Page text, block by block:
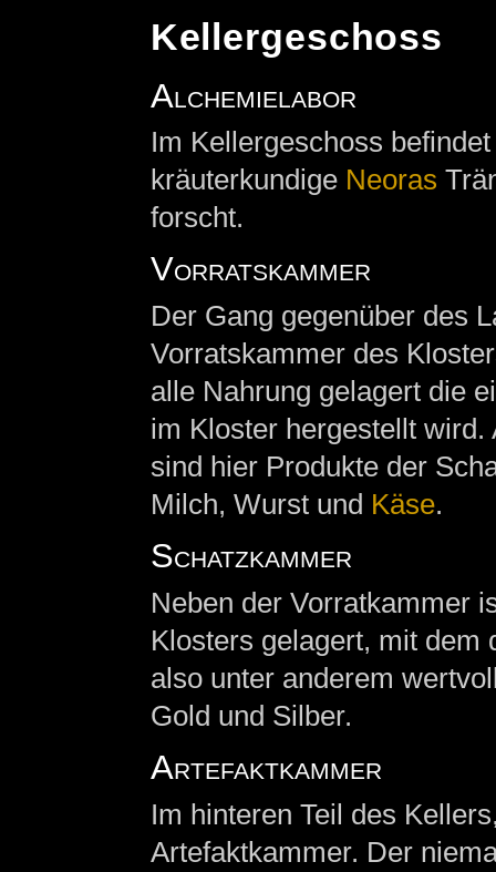
Kellergeschoss
Alchemielabor
Im Kellergeschoss
kräuterkundige Neoras
forscht.
Vorratskammer
Der Gang gegenüber des
Vorratskammer des
alle Nahrung gelagert die
im Kloster hergestellt wird.
sind hier Produkte der
Milch, Wurst und Käse.
Schatzkammer
Neben der Vorratkammer
Klosters gelagert, mit dem
also unter anderem
Gold und Silber.
Artefaktkammer
Im hinteren Teil des
Artefaktkammer. Der